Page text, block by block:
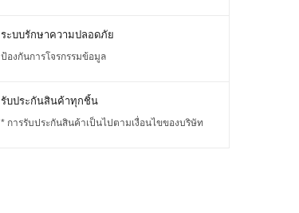
ระบบรักษาความปลอดภัย
ป้องกันการโจรกรรมข้อมูล
รับประกันสินค้าทุกชิ้น
* การรับประกันสินค้าเป็นไปตามเงื่อนไขของบริษัท